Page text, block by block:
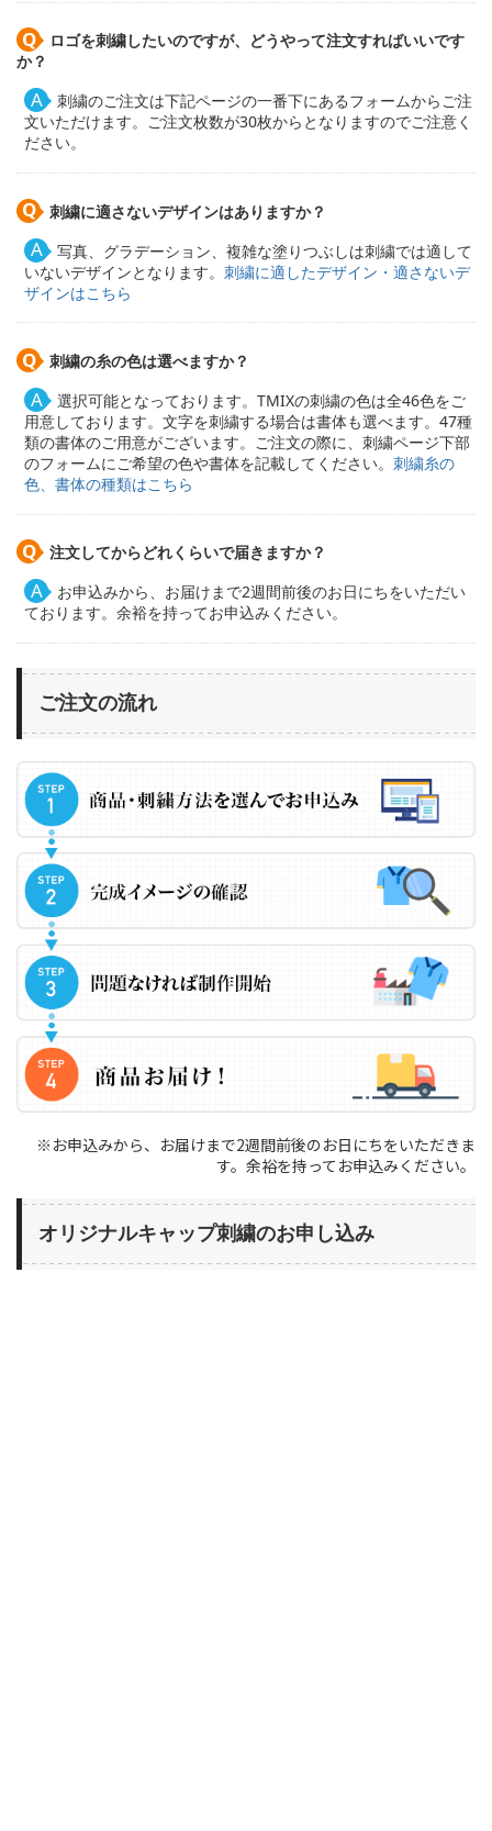
ロゴを刺繍したいのですが、どうやって注文すればいいです
か？
刺繍のご注文は下記ページの一番下にあるフォームからご注
文いただけます。ご注文枚数が30枚からとなりますのでご注意く
ださい。
刺繍に適さないデザインはありますか？
写真、グラデーション、複雑な塗りつぶしは刺繍では適して
いないデザインとなります。 刺繍に適したデザイン・適さないデ
ザインはこちら
刺繍の糸の色は選べますか？
選択可能となっております。TMIXの刺繍の色は全46色をご
用意しております。文字を刺繍する場合は書体も選べます。47種
類の書体のご用意がございます。ご注文の際に、刺繍ページ下部
のフォームにご希望の色や書体を記載してください。 刺繍糸の
色、書体の種類はこちら
注文してからどれくらいで届きますか？
お申込みから、お届けまで2週間前後のお日にちをいただい
ております。余裕を持ってお申込みください。
ご注文の流れ
※お申込みから、お届けまで2週間前後のお日にちをいただきま
す。余裕を持ってお申込みください。
オリジナルキャップ刺繍のお申し込み